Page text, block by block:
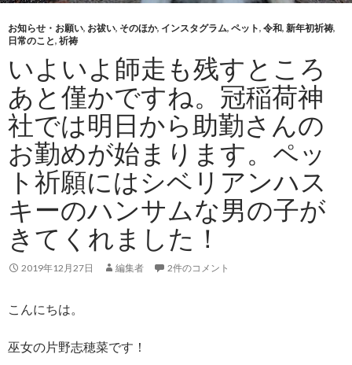
お知らせ・お願い, お祓い, そのほか, インスタグラム, ペット, 令和, 新年初祈祷,
日常のこと, 祈祷
いよいよ師走も残すところ
あと僅かですね。冠稲荷神
社では明日から助勤さんの
お勤めが始まります。ペッ
ト祈願にはシベリアンハス
キーのハンサムな男の子が
きてくれました！
2019年12月27日 編集者 2件のコメント
こんにちは。
巫女の片野志穂菜です！